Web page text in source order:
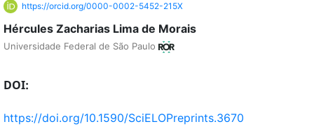
https://orcid.org/0000-0002-5452-215X
Hércules Zacharias Lima de Morais
Universidade Federal de São Paulo
DOI:
https://doi.org/10.1590/SciELOPreprints.3670